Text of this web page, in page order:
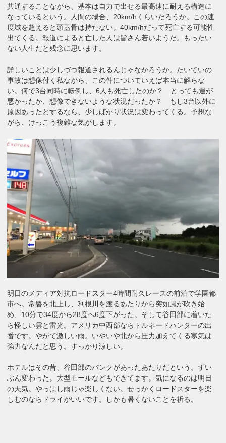
共通することながら、基本は自力で出せる最高速に耐える構造に
なっているという。人間の場合、20km/hくらいだろうか。この速
度域を超えると頭蓋骨は持たない。40km/hだって死亡する可能性
出てくる。報道によると亡した人は皆さん若いようだ。もったい
ない人生だと残念に思います。
詳しいことは少しづつ報道されるんじゃなかろうか。たいていの
事故は想像付く私ながら、この件についていえば本当に解らな
い。何で3台同時に転倒し、6人も死亡したのか？ とっても運が
悪かったか、想像できないような状況だったか？ もし3台以外に
原因あったとするなら、少しばかり状況は変わってくる。予想な
がら、けっこう複雑な気がします。
明日のメディア対抗ロードスター4時間耐久レースの前泊で学園都
市へ。常磐を北上し、利根川を渡るあたりから突如風が吹き始
め、10分で34度から28度へ6度下がった。そして谷田部に着いた
ら怪しい雲と雷光。アメリカ中西部ならトルネードハンターの出
番です。やがて激しい雨。いやいや北から圧力加えてくる寒気は
強力なんだと思う。すっかり涼しい。
ホテルはその昔、谷田部のバンクがあったあたりだという。ずい
ぶん変わった。大型モールなどもできてます。気になるのは明日
の天気。やっぱし雨じゃ楽しくない。せっかくロードスターを楽
しむのならドライがいいです。しかも暑くないことを祈る。